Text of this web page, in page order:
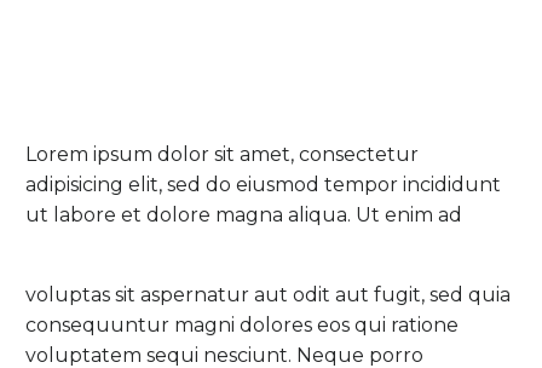
Lorem ipsum dolor sit amet, consectetur
adipisicing elit, sed do eiusmod tempor incididunt
ut labore et dolore magna aliqua. Ut enim ad
voluptas sit aspernatur aut odit aut fugit, sed quia
consequuntur magni dolores eos qui ratione
voluptatem sequi nesciunt. Neque porro